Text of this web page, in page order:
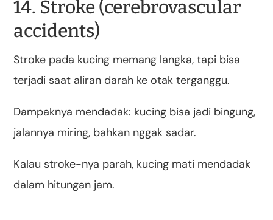
14. Stroke (cerebrovascular
accidents)
Stroke pada kucing memang langka, tapi bisa
terjadi saat aliran darah ke otak terganggu.
Dampaknya mendadak: kucing bisa jadi bingung,
jalannya miring, bahkan nggak sadar.
Kalau stroke-nya parah, kucing mati mendadak
dalam hitungan jam.